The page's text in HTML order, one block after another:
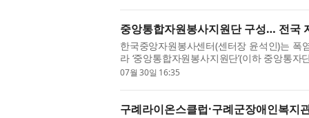
중앙통합자원봉사지원단 구성… 전국
한국중앙자원봉사센터(센터장 윤석인)는
라 ‘중앙통합자원봉사지원단’(이하 중앙통
재난 취약계층 밀착 지원에 나선다고 ...
07월 30일 16:35
구례라이온스클럽·구례군장애인복지